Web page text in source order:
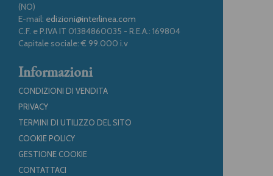
(NO)
E-mail: edizioni@interlinea.com
C.F. e P.IVA IT 01384860035 - R.E.A.: 169804
Capitale sociale: € 99.000 i.v
Informazioni
CONDIZIONI DI VENDITA
PRIVACY
TERMINI DI UTILIZZO DEL SITO
COOKIE POLICY
GESTIONE COOKIE
CONTATTACI